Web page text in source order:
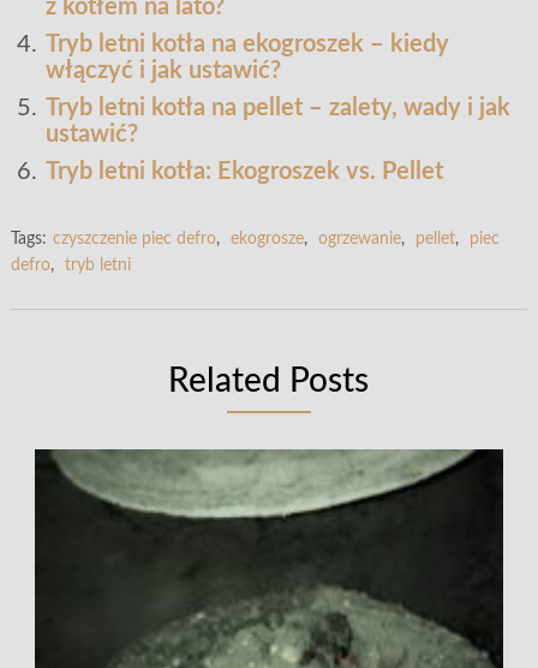
z kotłem na lato?
Tryb letni kotła na ekogroszek – kiedy
włączyć i jak ustawić?
Tryb letni kotła na pellet – zalety, wady i jak
ustawić?
Tryb letni kotła: Ekogroszek vs. Pellet
Tags: czyszczenie piec defro, ekogrosze, ogrzewanie, pellet,
piec
defro, tryb letni
Related Posts